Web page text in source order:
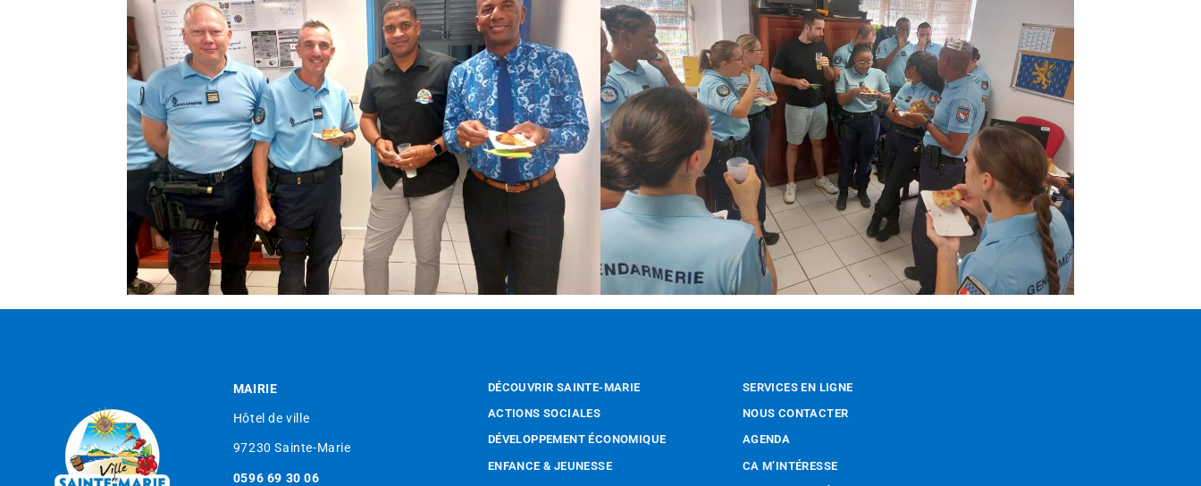
MAIRIE
Hôtel de ville
97230 Sainte-Marie
0596 69 30 06
DÉCOUVRIR SAINTE-MARIE
ACTIONS SOCIALES
DÉVELOPPEMENT ÉCONOMIQUE
ENFANCE & JEUNESSE
SERVICES EN LIGNE
NOUS CONTACTER
AGENDA
CA M’INTÉRESSE